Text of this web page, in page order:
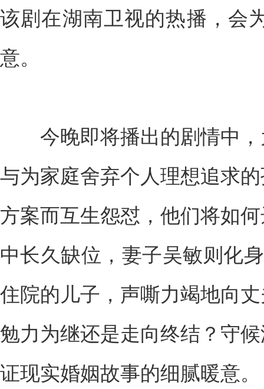
该剧在湖南卫视的热播，会
意。
今晚即将播出的剧情中，
与为家庭舍弃个人理想追求
方案而互生怨怼，他们将如
中长久缺位，妻子吴敏则化
住院的儿子，声嘶力竭地向
勉力为继还是走向终结？守
证现实婚姻故事的细腻暖意